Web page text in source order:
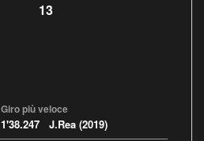
13
Giro più veloce
1'38.247 J.Rea (2019)